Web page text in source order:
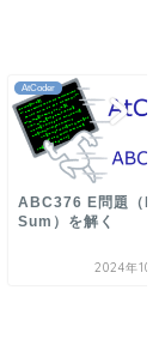
AtCoder
ABC376 E問題（
Sum）を解く
2024年10